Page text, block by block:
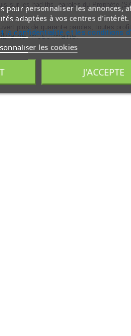
sur les hadiths, paroles du Prophète
plus de quarante paroles, toutes
musulmane.
pour personnaliser les annonces,
adaptées à vos centres d'intérêt.
la confidentialité et les conditions
les cookies
J'ACCEPTE